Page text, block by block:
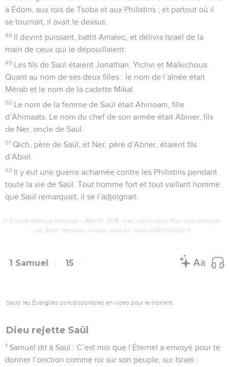
à Édom, aux rois de Tsoba et aux Philistins ; et partout où il
se tournait, il avait le dessus.
48 Il devint puissant, battit Amalec, et délivra Israël de la
main de ceux qui le dépouillaient.
49 Les fils de Saül étaient Jonathan, Yichvi et Malkichoua.
Quant au nom de ses deux filles : le nom de l’aînée était
Mérab et le nom de la cadette Mikal.
50 Le nom de la femme de Saül était Ahinoam, fille
d’Ahimaats. Le nom du chef de son armée était Abiner, fils
de Ner, oncle de Saül.
51 Qich, père de Saül, et Ner, père d’Abner, étaient fils
d’Abiel.
52 Il y eut une guerre acharnée contre les Philistins pendant
toute la vie de Saül. Tout homme fort et tout vaillant homme
que Saül remarquait, il se l’adjoignait.
© Société biblique française – Bibli’O, 1978, avec autorisation. Pour vous procurer
une Bible imprimée, rendez-vous sur www.editionsbiblio.fr
1 Samuel 15
Seuls les Évangiles sont disponibles en vidéo pour le moment.
Dieu rejette Saül
1 Samuel dit à Saül : C’est moi que l’Éternel a envoyé pour te
donner l’onction comme roi sur son peuple, sur Israël :